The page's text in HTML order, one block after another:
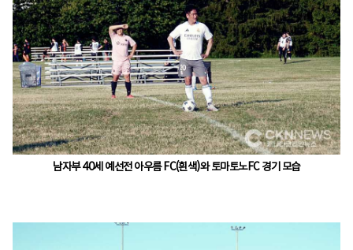
남자부 40세 예선전 아우름 FC(흰색)와 토마토노FC 경기 모습